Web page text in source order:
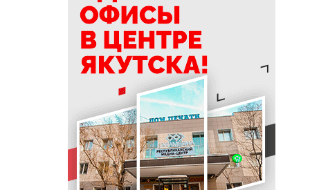
получили земельные участки
в Якутии
19:50
76% якутян заранее
предупреждают работодателя
об увольнении
Новый аэропорт в Мирном
планируется ввести в
эксплуатацию в 2027 году
19:00
В Якутии работает пилотный
проект «Маршрут заботы» для